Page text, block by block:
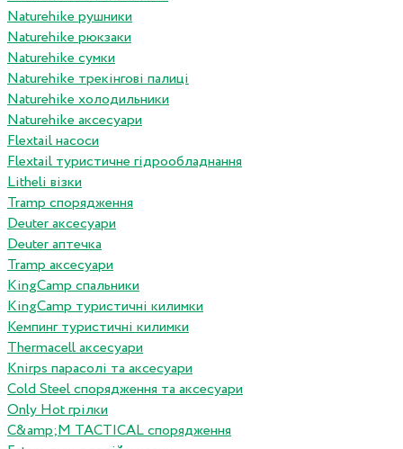
Naturehike рушники
Naturehike рюкзаки
Naturehike сумки
Naturehike трекінгові палиці
Naturehike холодильники
Naturehike аксесуари
Flextail насоси
Flextail туристичне гідрообладнання
Litheli візки
Tramp спорядження
Deuter аксесуари
Deuter аптечка
Tramp аксесуари
KingCamp спальники
KingCamp туристичні килимки
Кемпинг туристичні килимки
Thermacell аксесуари
Knirps парасолі та аксесуари
Cold Steel спорядження та аксесуари
Only Hot грілки
C&amp;M TACTICAL спорядження